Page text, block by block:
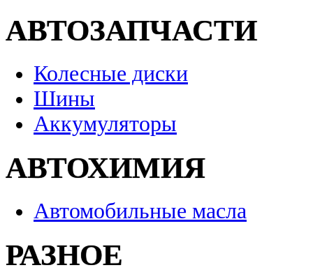
АВТОЗАПЧАСТИ
Колесные диски
Шины
Аккумуляторы
АВТОХИМИЯ
Автомобильные масла
РАЗНОЕ